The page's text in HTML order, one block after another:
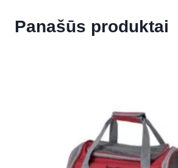
Panašūs produktai